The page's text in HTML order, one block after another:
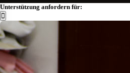
Unterstützung anfordern für: